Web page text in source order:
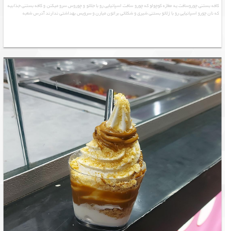
کافه بستنی چوروسافت یه مغازه کوچولو که چورو سافت اسپانیایی رو با جلاتو و چوروس سرو میکنن و کافه بستنی جذابیه
که نان چورو اسپانیایی رو با ژلاتو بستنی شیری و شکلاتی براتون میارن و سرویس بهداشتی ندارند آدرس شعبه